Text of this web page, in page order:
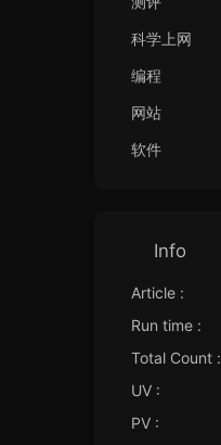
科学上网
编程
网站
软件
Info
Article :
Run time :
Total Count :
UV :
PV :